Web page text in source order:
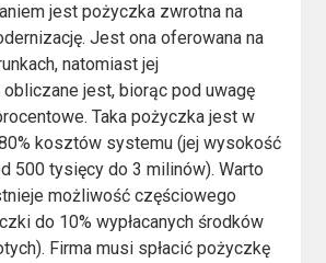
jest pożyczka zwrotna na
Jest ona oferowana na
natomiast jej
jest, biorąc pod uwagę
Taka pożyczka jest w
kosztów systemu (jej wysokość
500 tysięcy do 3 milinów). Warto
możliwość częściowego
do 10% wypłacanych środków
Firma musi spłacić pożyczkę